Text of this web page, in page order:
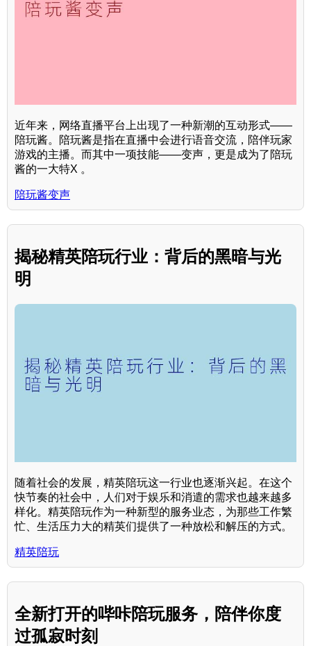
近年来，网络直播平台上出现了一种新潮的互动形式——
陪玩酱。陪玩酱是指在直播中会进行语音交流，陪伴玩家
游戏的主播。而其中一项技能——变声，更是成为了陪玩
酱的一大特X 。
陪玩酱变声
揭秘精英陪玩行业：背后的黑暗与光
明
随着社会的发展，精英陪玩这一行业也逐渐兴起。在这个
快节奏的社会中，人们对于娱乐和消遣的需求也越来越多
样化。精英陪玩作为一种新型的服务业态，为那些工作繁
忙、生活压力大的精英们提供了一种放松和解压的方式。
精英陪玩
全新打开的哔咔陪玩服务，陪伴你度
过孤寂时刻